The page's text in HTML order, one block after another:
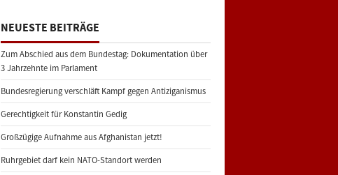
NEUESTE BEITRÄGE
Zum Abschied aus dem Bundestag: Dokumentation über
3 Jahrzehnte im Parlament
Bundesregierung verschläft Kampf gegen Antiziganismus
Gerechtigkeit für Konstantin Gedig
Großzügige Aufnahme aus Afghanistan jetzt!
Ruhrgebiet darf kein NATO-Standort werden